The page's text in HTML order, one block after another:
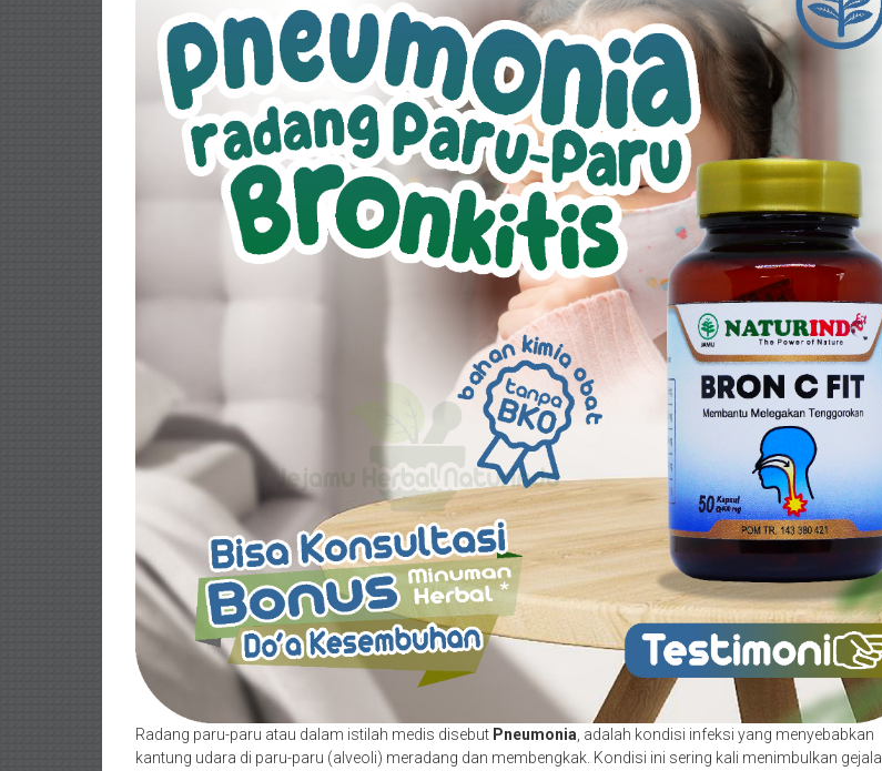
Radang paru-paru atau dalam istilah medis disebut Pneumonia , adalah kondisi infeksi yang menyebabkan
kantung udara di paru-paru (alveoli) meradang dan membengkak. Kondisi ini sering kali menimbulkan gejala